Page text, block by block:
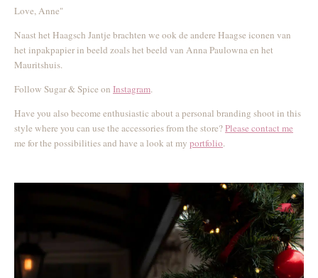
Love, Anne"
Naast het Haagsch Jantje brachten we ook de andere Haagse iconen van
het inpakpapier in beeld zoals het beeld van Anna Paulowna en het
Mauritshuis.
Follow Sugar & Spice on Instagram.
Have you also become enthusiastic about a personal branding shoot in this
style where you can use the accessories from the store?Please contact me
me for the possibilities and have a look at my portfolio.